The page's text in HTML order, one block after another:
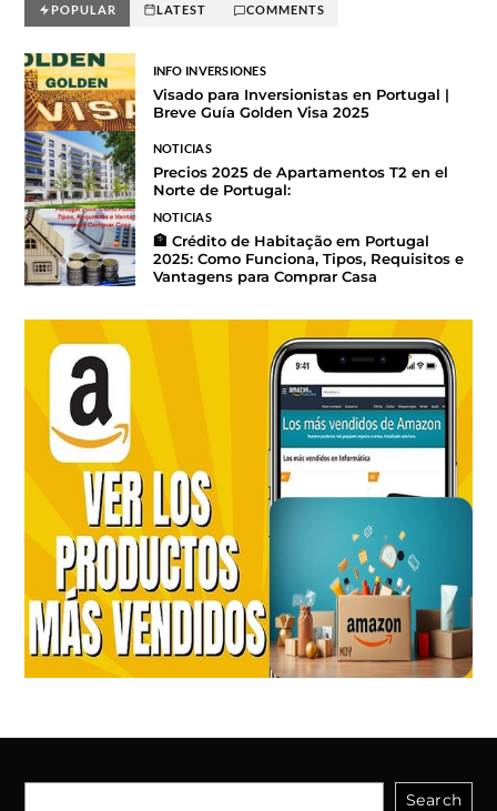
POPULAR LATEST COMMENTS
INFO INVERSIONES
Visado para Inversionistas en Portugal |
Breve Guía Golden Visa 2025
NOTICIAS
Precios 2025 de Apartamentos T2 en el
Norte de Portugal:
NOTICIAS
🏦 Crédito de Habitação em Portugal
2025: Como Funciona, Tipos, Requisitos e
Vantagens para Comprar Casa
Search